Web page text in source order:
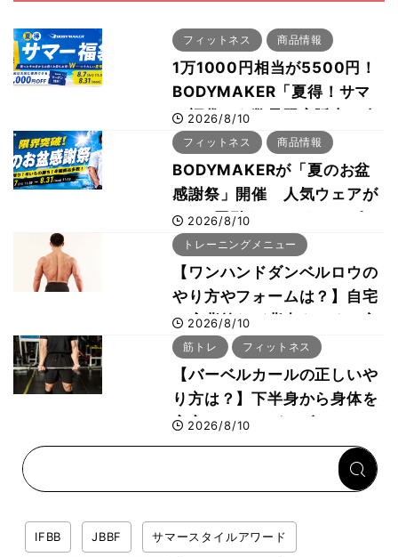
フィットネス 商品情報
1万1000円相当が5500円！
BODYMAKER「夏得！サマ
ー福袋」を数量限定販売 次
回使える1000円OFFクーポ
ンも
2026/8/10
フィットネス 商品情報
BODYMAKERが「夏のお盆
感謝祭」開催 人気ウェアが
1000円引き、UVクールポン
チョは半額の990円に
2026/8/10
トレーニングメニュー
【ワンハンドダンベルロウの
やり方やフォームは？】自宅
で広背筋など背中をつくる方
法をボディビル世界王者・鈴
木雅選手が解説
2026/8/10
筋トレ フィットネス
【バーベルカールの正しいや
り方は？】下半身から身体を
安定させるのがカギ！
2026/8/10
IFBB JBBF サマースタイルアワード